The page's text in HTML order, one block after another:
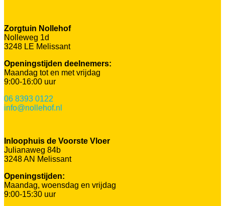
Zorgtuin Nollehof
Nolleweg 1d
3248 LE Melissant
Openingstijden deelnemers:
Maandag tot en met vrijdag
9:00-16:00 uur
06 8393 0122
info@nollehof.nl
Inloophuis de Voorste Vloer
Julianaweg 84b
3248 AN Melissant
Openingstijden:
Maandag, woensdag en vrijdag
9:00-15:30 uur